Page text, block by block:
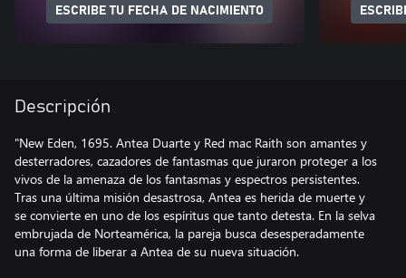
ESCRIBE TU FECHA DE NACIMIENTO
Descripción
"New Eden, 1695. Antea Duarte y Red mac Raith son amantes y
desterradores, cazadores de fantasmas que juraron proteger a los
vivos de la amenaza de los fantasmas y espectros persistentes.
Tras una última misión desastrosa, Antea es herida de muerte y
se convierte en uno de los espíritus que tanto detesta. En la selva
embrujada de Norteamérica, la pareja busca desesperadamente
una forma de liberar a Antea de su nueva situación.